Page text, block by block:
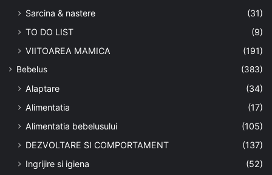
Sarcina & nastere
(31)
TO DO LIST
(9)
VIITOAREA MAMICA
(191)
Bebelus (383)
Alaptare
(34)
Alimentatia
(17)
Alimentatia bebelusului
(105)
DEZVOLTARE SI COMPORTAMENT
(137)
Ingrijire si igiena
(52)